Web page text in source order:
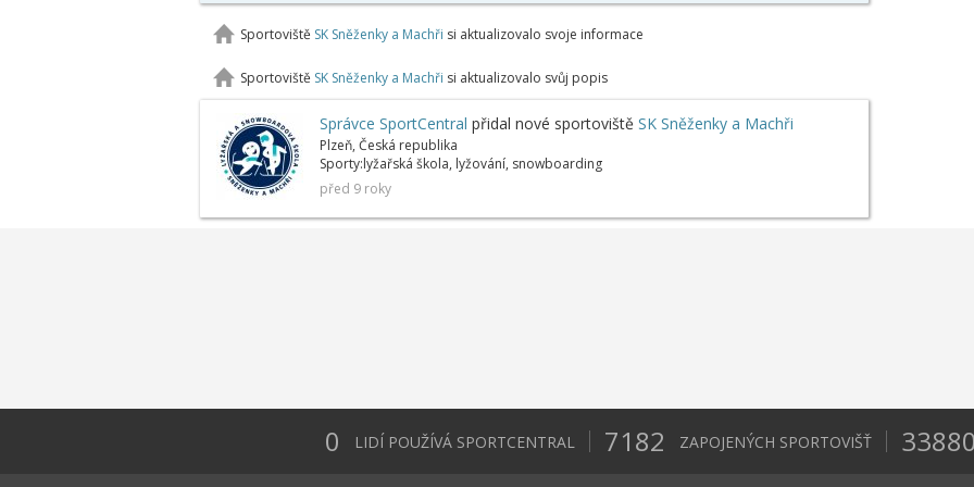
Sportoviště SK Sněženky a Machři si aktualizovalo svoje informace
Sportoviště SK Sněženky a Machři si aktualizovalo svůj popis
Správce SportCentral přidal nové sportoviště SK Sněženky a Machři
Plzeň, Česká republika
Sporty:lyžařská škola, lyžování, snowboarding
před 9 roky
0 LIDÍ POUŽÍVÁ SPORTCENTRAL 7182 ZAPOJENÝCH SPORTOVIŠŤ 33880